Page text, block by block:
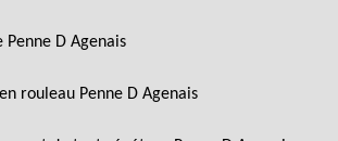
Penne D Agenais
rouleau Penne D Agenais